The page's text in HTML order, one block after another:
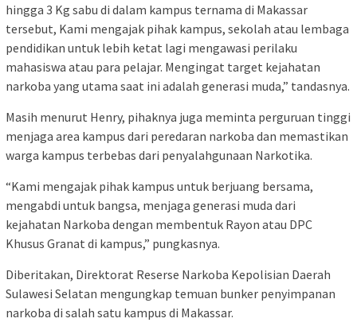
hingga 3 Kg sabu di dalam kampus ternama di Makassar
tersebut, Kami mengajak pihak kampus, sekolah atau lembaga
pendidikan untuk lebih ketat lagi mengawasi perilaku
mahasiswa atau para pelajar. Mengingat target kejahatan
narkoba yang utama saat ini adalah generasi muda,” tandasnya.
Masih menurut Henry, pihaknya juga meminta perguruan tinggi
menjaga area kampus dari peredaran narkoba dan memastikan
warga kampus terbebas dari penyalahgunaan Narkotika.
“Kami mengajak pihak kampus untuk berjuang bersama,
mengabdi untuk bangsa, menjaga generasi muda dari
kejahatan Narkoba dengan membentuk Rayon atau DPC
Khusus Granat di kampus,” pungkasnya.
Diberitakan, Direktorat Reserse Narkoba Kepolisian Daerah
Sulawesi Selatan mengungkap temuan bunker penyimpanan
narkoba di salah satu kampus di Makassar.